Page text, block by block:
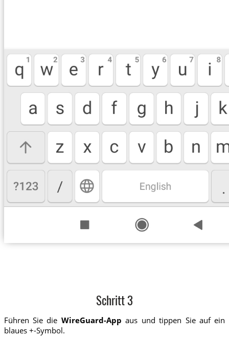
Schritt 3
Führen Sie die WireGuard-App aus und tippen Sie auf ein
blaues +-Symbol.